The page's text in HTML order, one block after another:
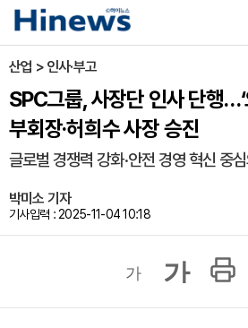
산업 > 인사·부고
SPC그룹, 사장단 인사 단행
부회장·허희수 사장 승진
글로벌 경쟁력 강화·안전 경영 혁신 중
박미소 기자
기사입력 : 2025-11-04 10:18
가 가